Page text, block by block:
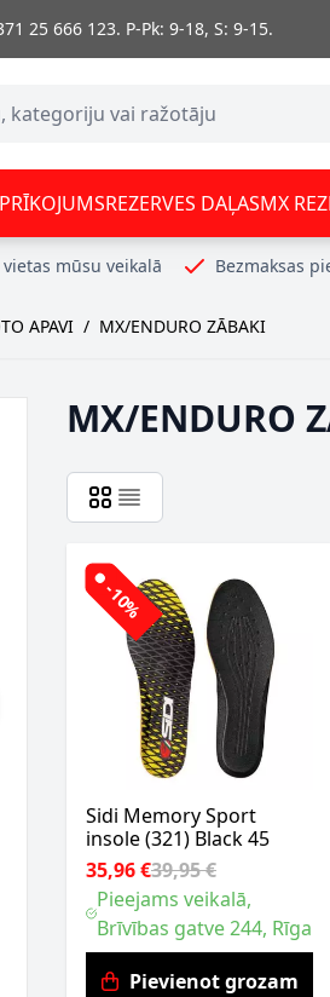
25 666 123. P-Pk: 9-18, S: 9-15.
REZERVES DAĻASMX
mūsu veikalā Bezmaksas
APAVI / MX/ENDURO ZĀBAKI
MX/ENDURO
-10%
Sidi Memory Sport
insole (321) Black 45
35,96 €39,95 €
Pieejams veikalā,
Brīvības gatve 244, Rīga
Pievienot grozam